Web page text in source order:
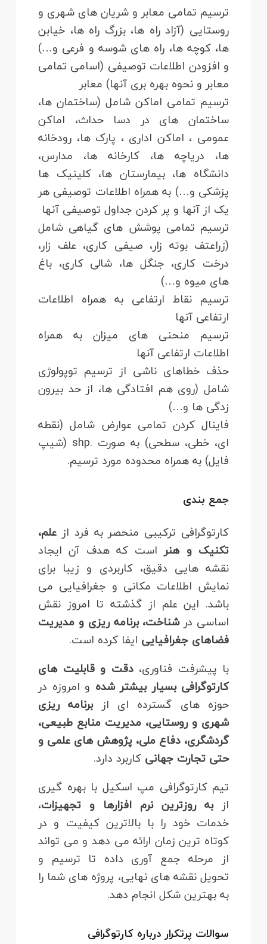
ترسیم تمامی معابر و شریان های شهری و
روستایی (آزاد راه ها، بزرگ راه ها، خیابن
ها، کوچه ها، راه های شوسه و فرعی و…)
و افزودن اطلاعات توصیفی (اسامی تمامی
معابر و نحوه بهره بری آنها) معابر
ترسیم تمامی اماکن شامل (ساختمان ها،
ساختمان های در دسا حداث، اماکن
عمومی ، اماکن اداری ، پارک ها، رودخانه
ها، دریاچه ها، کارخانه ها، مدارس،
دانشگاه ها، بیمارستان ها، کلینیک ها
پزشکی و…) به همراه اطلاعات توصیفی هر
یک از آنها و پر کردن جداول توصیفی آنها
ترسیم تمامی پوشش های گیاهی شامل
(زراعتف بوته زار، صیفی کاری، علف زار،
درخت کاری، جنگل ها، شالی کاری، باغ
های میوه و…)
ترسیم نقاط ارتفاعی به همراه اطلاعات
ارتفاعی آنها
ترسیم منحنی های میزان به همراه
اطلاعات ارتفاعی آنها
حذف خطاهای ناشی از ترسیم توپولوژی
شامل (روی هم افتادگی ها، از حد بیرون
زدگی ها و…)
فاینال کردن تمامی عوارض شامل (نقطه
ای، خطی، سطحی) به صورت .shp (شیپ
فایل) به همراه محدوده مورد ترسیم.
جمع بندی
کارتوگرافی ترکیبی منحصر به فرد از علم،
تکنیک و هنراست که هدف آن ایجاد
نقشه هایی دقیق، کاربردی و زیبا برای
نمایش اطلاعات مکانی و جغرافیایی می
باشد. این علم از گذشته تا امروز نقش
اساسی درشناخت، برنامه ریزی و مدیریت
فضاهای جغرافیایی ایفا کرده است.
با پیشرفت فناوری،دقت و قابلیت های
کارتوگرافی بسیار بیشتر شده و امروزه در
حوزه های گسترده ای ازبرنامه ریزی
شهری و روستایی، مدیریت منابع طبیعی،
گردشگری، دفاع ملی، پژوهش های علمی و
حتی تجارت جهانی کاربرد دارد.
تیم کارتوگرافی مپ اسکیل با بهره گیری
ازبه روزترین نرم افزارها و تجهیزات،
خدمات خود را با بالاترین کیفیت و در
کوتاه ترین زمان ارائه می دهد و می تواند
از مرحله جمع آوری داده تا ترسیم و
تحویل نقشه های نهایی، پروژه های شما را
به بهترین شکل انجام دهد.
سوالات پرتکرار درباره کارتوگرافی